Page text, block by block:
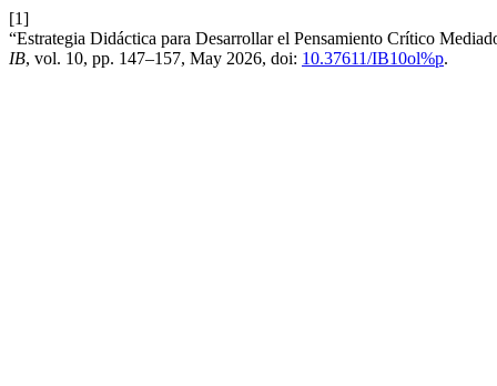
[1]
“Estrategia Didáctica para Desarrollar el Pensamiento Crítico
IB, vol. 10, pp. 147–157, May 2026, doi: 10.37611/IB10ol%p.